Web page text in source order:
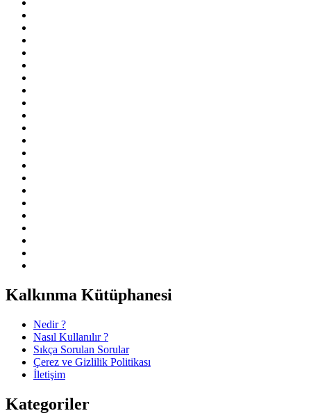
Kalkınma Kütüphanesi
Nedir ?
Nasıl Kullanılır ?
Sıkça Sorulan Sorular
Çerez ve Gizlilik Politikası
İletişim
Kategoriler